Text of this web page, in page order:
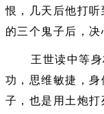
恨，几天后他打
的三个鬼子后，决
王世读中等
功，思维敏捷，
子，也是用土炮